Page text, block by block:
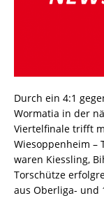
Durch ein 4:1
Wormatia in der
Viertelfinale trifft
Wiesoppenheim –
waren Kiessling,
Torschütze
aus Oberliga- und